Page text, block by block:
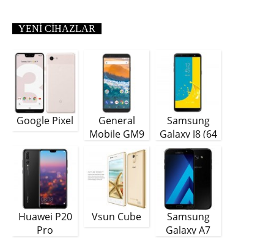
YENI CIHAZLAR
Google Pixel
General
Mobile GM9
Samsung
Galaxy J8 (64
GB)
Huawei P20
Pro
Vsun Cube
Samsung
Galaxy A7